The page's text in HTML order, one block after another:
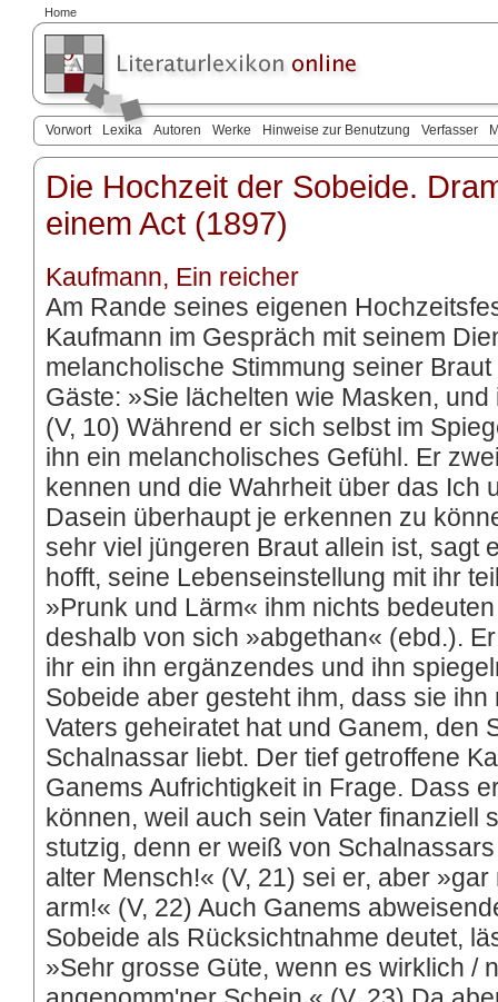
Home
Vorwort Lexika Autoren Werke Hinweise zur Benutzung Verfasser
Die Hochzeit der Sobeide.
einem Act (1897)
Kaufmann, Ein reicher
Am Rande seines eigenen
Kaufmann im Gespräch mit seinem
melancholische Stimmung seiner
Gäste: »Sie lächelten wie Masken,
(V, 10) Während er sich selbst im
ihn ein melancholisches Gefühl. Er
kennen und die Wahrheit über das Ich
Dasein überhaupt je erkennen zu
sehr viel jüngeren Braut allein ist, sagt
hofft, seine Lebenseinstellung mit ihr
»Prunk und Lärm« ihm nichts
deshalb von sich »abgethan« (ebd.).
ihr ein ihn ergänzendes und ihn
Sobeide aber gesteht ihm, dass sie
Vaters geheiratet hat und Ganem, den
Schalnassar liebt. Der tief getroffene
Ganems Aufrichtigkeit in Frage. Dass
können, weil auch sein Vater finanziell
stutzig, denn er weiß von
alter Mensch!« (V, 21) sei er, aber
arm!« (V, 22) Auch Ganems
Sobeide als Rücksichtnahme deutet,
»Sehr grosse Güte, wenn es wirklich /